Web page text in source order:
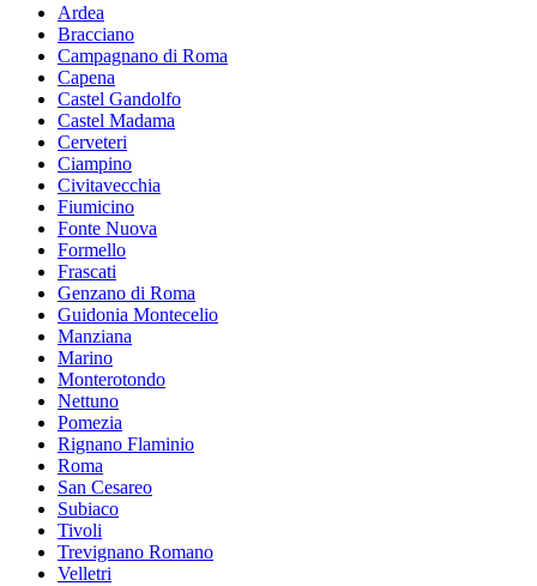
Ardea
Bracciano
Campagnano di Roma
Capena
Castel Gandolfo
Castel Madama
Cerveteri
Ciampino
Civitavecchia
Fiumicino
Fonte Nuova
Formello
Frascati
Genzano di Roma
Guidonia Montecelio
Manziana
Marino
Monterotondo
Nettuno
Pomezia
Rignano Flaminio
Roma
San Cesareo
Subiaco
Tivoli
Trevignano Romano
Velletri